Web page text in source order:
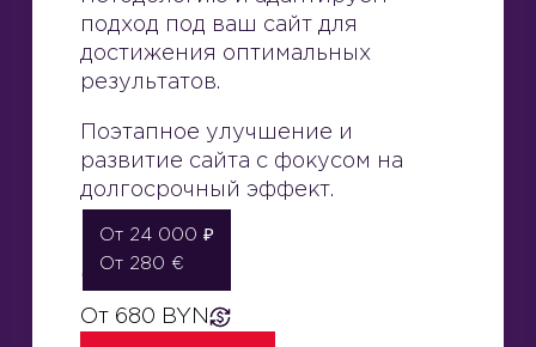
подход под ваш сайт для
достижения оптимальных
результатов.
Поэтапное улучшение и
развитие сайта с фокусом на
долгосрочный эффект.
Стоимость:
От 680 BYN
От 24 000 ₽
От 280 €